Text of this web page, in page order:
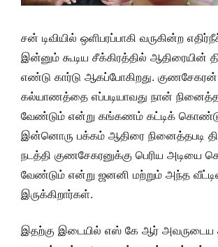
சன் டிவியில் ஒளிபரப்பாகி வருகின்ற
இன்னும் கூடிய சீக்கிரத்தில் ஆதிரையின்
எண்டு கார்டு ஆகப்போகிறது.
கல்யாணத்தை எப்படியாவது நான்
வேண்டும் என்று கங்கணம் கட்டிக் கொண்டு
இன்னொரு பக்கம் ஆதிரை நினைத்தபடி
நடத்தி குணசேகரனுக்கு பெரிய அடியை
வேண்டும் என்று ஜனனி மற்றும் அந்த
இருக்கிறார்கள்.
இதற்கு இடையில் எஸ் கே ஆர் அவருடைய